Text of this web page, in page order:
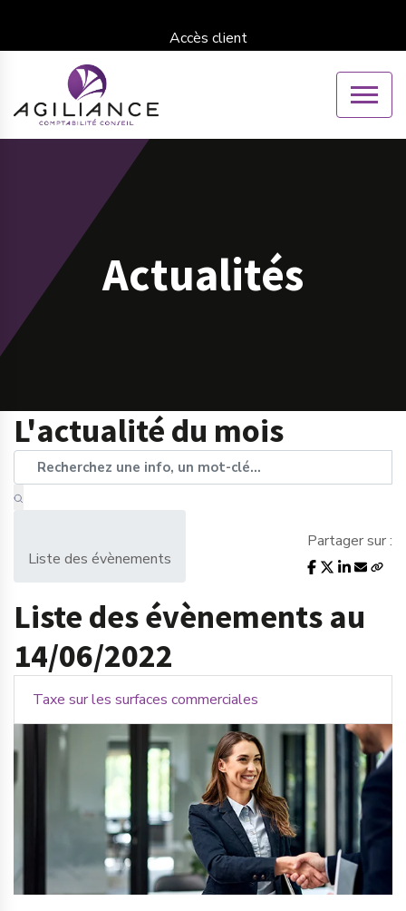
Accès client
Actualités
L'actualité du mois
Liste des évènements
Partager sur :
Liste des évènements au
14/06/2022
Taxe sur les surfaces commerciales